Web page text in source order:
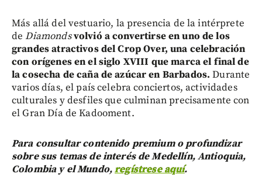
Más allá del vestuario, la presencia de la intérprete
deDiamondsvolvió a convertirse en uno de los
grandes atractivos del Crop Over, una celebración
con orígenes en el siglo XVIII que marca el final de
la cosecha de caña de azúcar en Barbados. Durante
varios días, el país celebra conciertos, actividades
culturales y desfiles que culminan precisamente con
el Gran Día de Kadooment.
Para consultar contenido premium o profundizar
sobre sus temas de interés de Medellín, Antioquia,
Colombia y el Mundo,regístrese aquí.